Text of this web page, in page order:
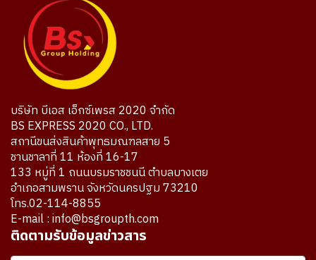
บริษัท บีเอส เอ็กซ์เพรส 2020 จำกัด
BS EXPRESS 2020 CO., LTD.
สถานีขนส่งสินค้าพุทธมณฑลสาย 5
ชานชาลาที่ 11 ห้องที่ 16-17
133 หมู่ที่ 1 ถนนบรมราชชนนี ตำบลบางเตย
อำเภอสามพราน จังหวัดนครปฐม 73210
โทร.02-114-8855
E-mail : info@bsgroupth.com
ติดตามรับข้อมูลข่าวสาร